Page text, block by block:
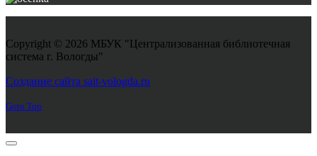
Copyright © 2026 МБУК "Централизованная библиотечная
система г. Вологды"
Создание сайта sait-vologda.ru
Goto Top